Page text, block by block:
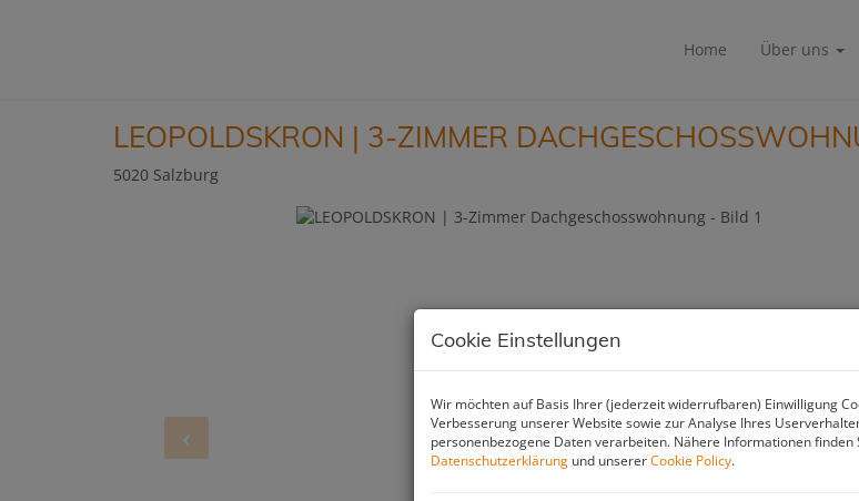
Home Über uns
LEOPOLDSKRON | 3-ZIMMER
5020 Salzburg
Cookie Einstellungen
Wir möchten auf Basis Ihrer (jederzeit widerrufbaren) Einwilligung
Verbesserung unserer Website sowie zur Analyse Ihres
personenbezogene Daten verarbeiten. Nähere Informationen finden
Datenschutzerklärung und unsererCookie Policy.